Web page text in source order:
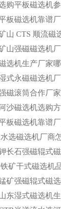
山强磁磁选机